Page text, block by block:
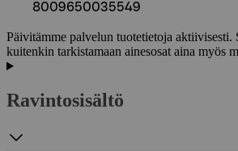
8009650035549
Päivitämme palvelun tuotetietoja aktiivisesti.
kuitenkin tarkistamaan ainesosat aina myös
Ravintosisältö